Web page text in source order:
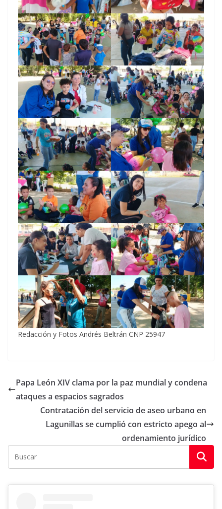
Redacción y Fotos Andrés Beltrán CNP 25947
Papa León XIV clama por la paz mundial y condena
ataques a espacios sagrados
Contratación del servicio de aseo urbano en
Lagunillas se cumplió con estricto apego al
ordenamiento jurídico